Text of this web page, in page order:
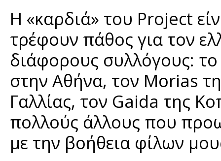
Η «καρδιά» του Project
τρέφουν πάθος για τον
διάφορους συλλόγους:
στην Αθήνα, τον Morias
Γαλλίας, τον Gaida της
πολλούς άλλους που
με την βοήθεια φίλων